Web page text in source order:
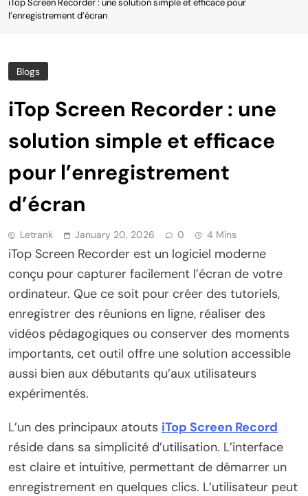
iTop Screen Recorder : une solution simple et efficace pour
l’enregistrement d’écran
Blogs
iTop Screen Recorder : une
solution simple et efficace
pour l’enregistrement
d’écran
Letrank January 20, 2026 0 4 Mins
iTop Screen Recorder est un logiciel moderne
conçu pour capturer facilement l’écran de votre
ordinateur. Que ce soit pour créer des tutoriels,
enregistrer des réunions en ligne, réaliser des
vidéos pédagogiques ou conserver des moments
importants, cet outil offre une solution accessible
aussi bien aux débutants qu’aux utilisateurs
expérimentés.
L’un des principaux atouts iTop Screen Record
réside dans sa simplicité d’utilisation. L’interface
est claire et intuitive, permettant de démarrer un
enregistrement en quelques clics. L’utilisateur peut